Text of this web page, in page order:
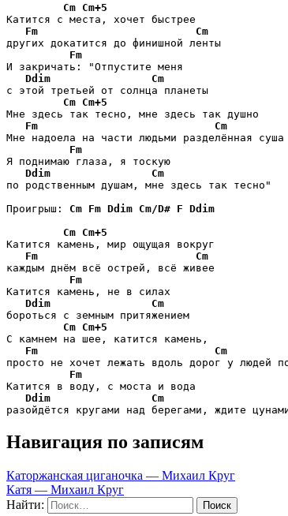
Cm Cm+5
Катится с места, хочет быстрее
Fm
Cm
других докатится до финишной ленты
Fm
И закричать: "Отпустите меня
Ddim
Cm
с этой третьей от солнца планеты
Cm Cm+5
Мне здесь так тесно, мне здесь так душно
Fm
Cm
Мне надоела на части людьми разделённая суша
Fm
Я поднимаю глаза, я тоскую
Ddim
Cm
по родственным душам, мне здесь так тесно"
Проигрыш: Cm Fm Ddim Cm/D# F Ddim
Cm Cm+5
Катится камень, мир ощущая вокруг
Fm
Cm
каждым днём всё острей, всё живее
Fm
Катится камень, не в силах
Ddim
Cm
бороться с земным притяжением
Cm Cm+5
С камнем на шее, катится камень,
Fm
Cm
просто не хочет лежать вдоль дорог у людей
Fm
Катится в воду, с моста и вода
Ddim
Cm
разойдётся кругами над берегами, ждите
Навигация по записям
Каторжанская циганочка — Михаил Круг
Катя — Михаил Круг
Найти: